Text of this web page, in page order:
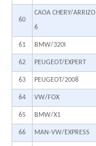
60
CAOA CHERY/ARRIZO
6
61 BMW/320I
62 PEUGEOT/EXPERT
63 PEUGEOT/2008
64 VW/FOX
65 BMW/X1
66 MAN-VW/EXPRESS